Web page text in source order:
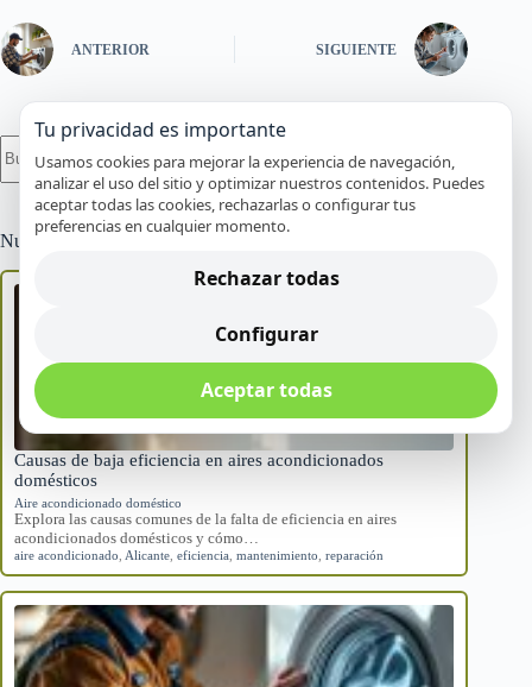
ANTERIOR SIGUIENTE
resultados
Nuevos
Causas de baja eficiencia en aires acondicionados
domésticos
Aire acondicionado doméstico
Explora las causas comunes de la falta de eficiencia en aires
acondicionados domésticos y cómo…
aire acondicionado Alicante eficiencia mantenimiento reparación
Tu privacidad es importante
Usamos cookies para mejorar la experiencia de navegación,
analizar el uso del sitio y optimizar nuestros contenidos. Puedes
aceptar todas las cookies, rechazarlas o configurar tus
preferencias en cualquier momento.
Rechazar todas
Configurar
Aceptar todas